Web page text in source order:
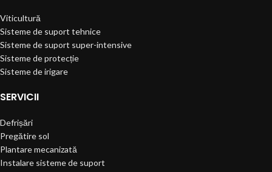
Viticultură
Sisteme de suport tehnice
Sisteme de suport super-intensive
Sisteme de protecție
Sisteme de irigare
SERVICII
Defrișări
Pregătire sol
Plantare mecanizată
Instalare sisteme de suport